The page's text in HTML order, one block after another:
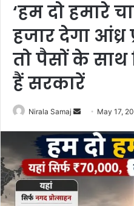
‘हम दो हमारे
हजार देगा आंध्र
तो पैसों के साथ
हैं सरकारें
Nirala Samaj
Send
email
May 17,